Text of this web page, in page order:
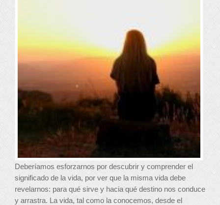
Deberíamos esforzarnos por descubrir y comprender el
significado de la vida, por ver que la misma vida debe
revelarnos: para qué sirve y hacia qué destino nos conduce
y arrastra. La vida, tal como la conocemos, desde el